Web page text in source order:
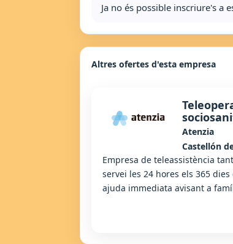
Ja no és possible inscriure's a
Altres ofertes d'esta empresa
Atenzia
Castellón
Empresa de teleassistència
servei les 24 hores els 365
ajuda immediata avisant a